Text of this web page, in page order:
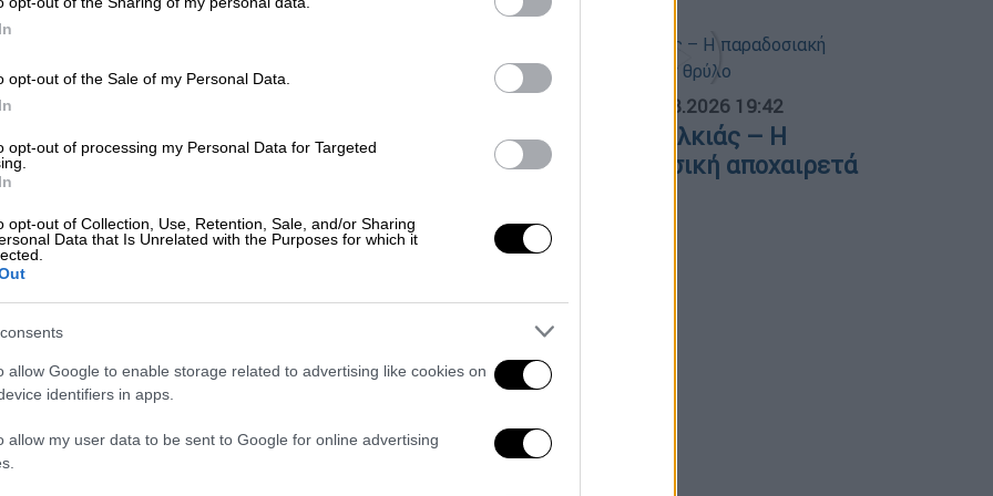
opt-out of the Sale of my Personal Data.
opt-out of processing my Personal Data for Targeted
opt-out of Collection, Use, Retention, Sale, and/or Sharing
Data that Is Unrelated with the Purposes for which it
allow Google to enable storage related to advertising like cookies on
identifiers in apps.
allow my user data to be sent to Google for online advertising
Ελλάδα 14.12.2021 13:47
και του συνωστισμού ενόψει
εορτών
Ελλάδα 07.12.2021 22:49
06.08.2026 19:42
Έφυγε ο Λάκης Χαλκιάς – Η
παραδοσιακή μουσική αποχαιρετά